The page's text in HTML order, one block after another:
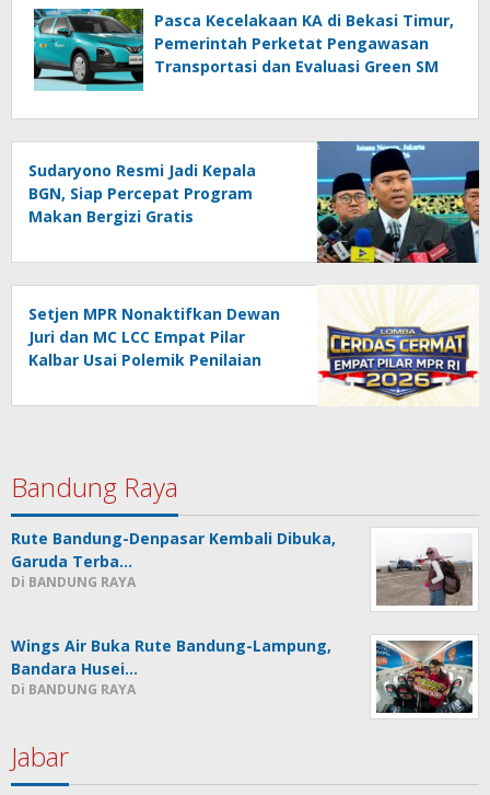
Pasca Kecelakaan KA di Bekasi Timur,
Pemerintah Perketat Pengawasan
Transportasi dan Evaluasi Green SM
Sudaryono Resmi Jadi Kepala
BGN, Siap Percepat Program
Makan Bergizi Gratis
Setjen MPR Nonaktifkan Dewan
Juri dan MC LCC Empat Pilar
Kalbar Usai Polemik Penilaian
Bandung Raya
Rute Bandung-Denpasar Kembali Dibuka,
Garuda Terba…
Di BANDUNG RAYA
Wings Air Buka Rute Bandung-Lampung,
Bandara Husei…
Di BANDUNG RAYA
Jabar